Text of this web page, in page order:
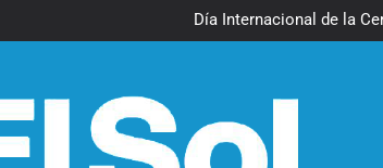
Día Internacional de la
El frío polar se instala en
Día Internacional de la
El frío polar se instala en
El Senado aprobó la ley de